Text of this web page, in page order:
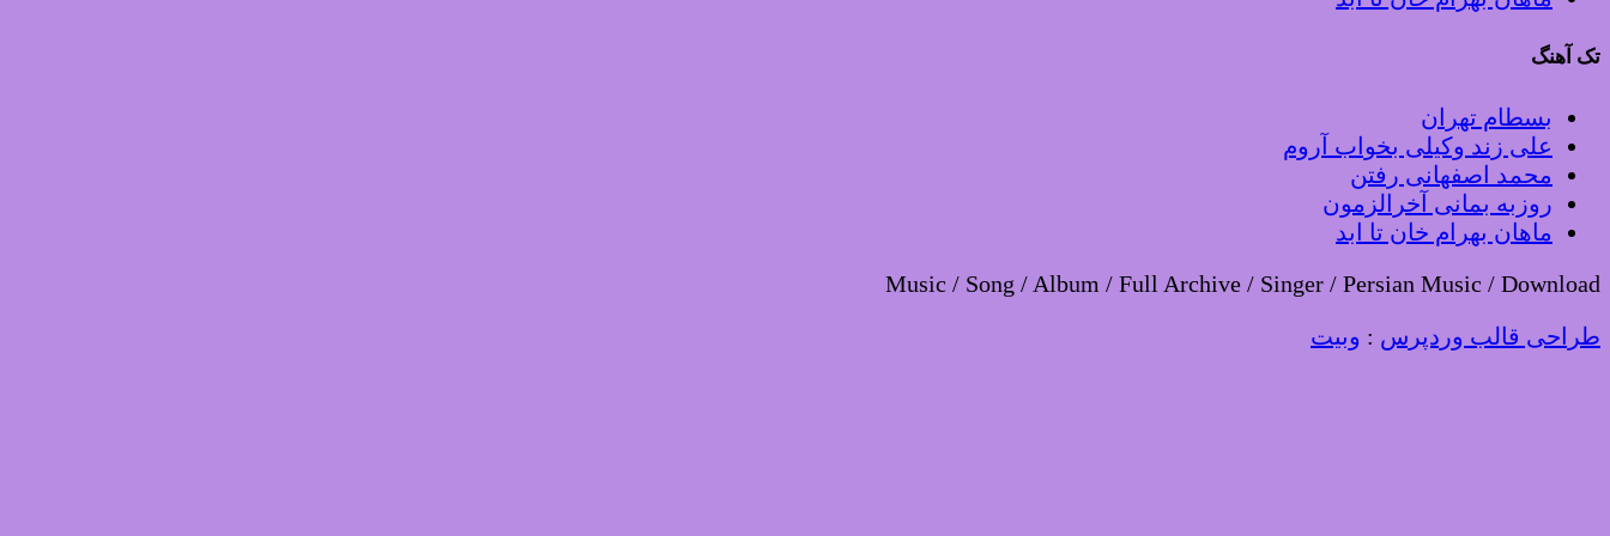
تک آهنگ
بسطام تهران
علی زند وکیلی بخواب آروم
محمد اصفهانی رفتن
روزبه بمانی آخرالزمون
ماهان بهرام خان تا ابد
Music / Song / Album / Full Archive / Singer / Persian Music / Download
طراحی قالب وردپرس : وبیت